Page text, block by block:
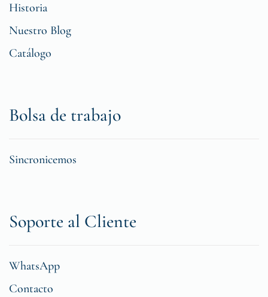
Historia
Nuestro Blog
Catálogo
Bolsa de trabajo
Sincronicemos
Soporte al Cliente
WhatsApp
Contacto